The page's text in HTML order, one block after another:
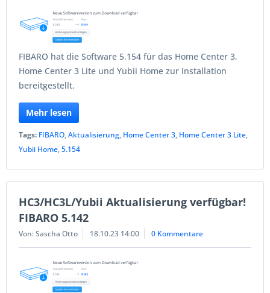
FIBARO hat die Software 5.154 für das Home Center 3,
Home Center 3 Lite und Yubii Home zur Installation
bereitgestellt.
Mehr lesen
Tags: FIBARO,Aktualisierung, Home Center 3, Home Center 3 Lite,
Yubii Home,5.154
HC3/HC3L/Yubii Aktualisierung verfügbar!
FIBARO 5.142
Von: Sascha Otto 18.10.23 14:00 0 Kommentare